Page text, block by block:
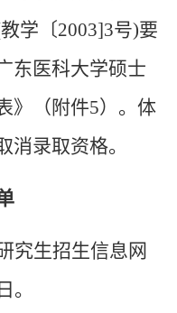
教学〔2003]3号)要
东医科大学硕士
》（附件5）。体
消录取资格。
究生招生信息网
。